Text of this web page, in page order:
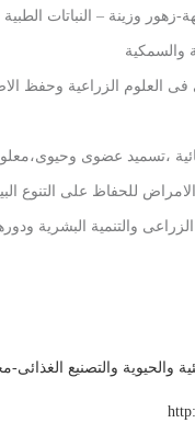
والحيوية والتصنيع